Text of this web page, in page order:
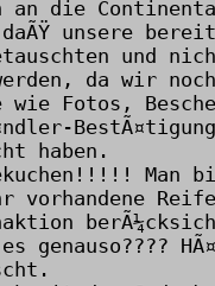
an die
unsere
und
da wir
wie Fotos,
haben.
Man
vorhandene
es genauso????